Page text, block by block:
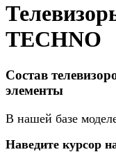
TECHNO
Состав
элементы
В нашей базе
Наведите курсор